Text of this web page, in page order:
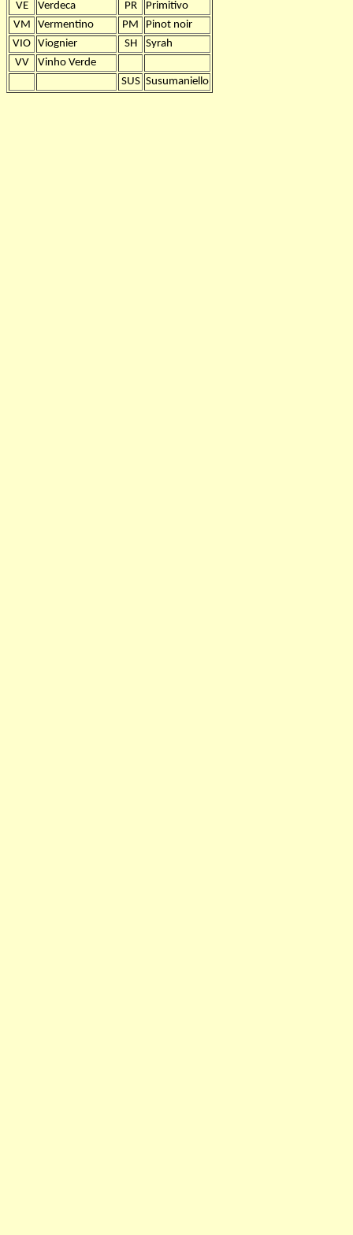
VE Verdeca PR
Primitivo
VM
Vermentino PM
Pinot noir
VIO Viognier SH
Syrah
VV
Vinho Verde
SUS Susumaniello